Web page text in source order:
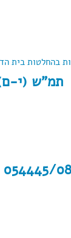
בהחלטות בית
about תמ"ש (י-ם) 021162/07 פלוני נ' פלונית (2010)
תמ"ש (י-ם) 22158/97 מ' ט' נ' מ' ט'